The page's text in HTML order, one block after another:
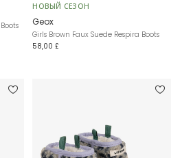
НОВЫЙ СЕЗОН
Geox
Girls Brown Faux Suede Respira Boots
58,00 £